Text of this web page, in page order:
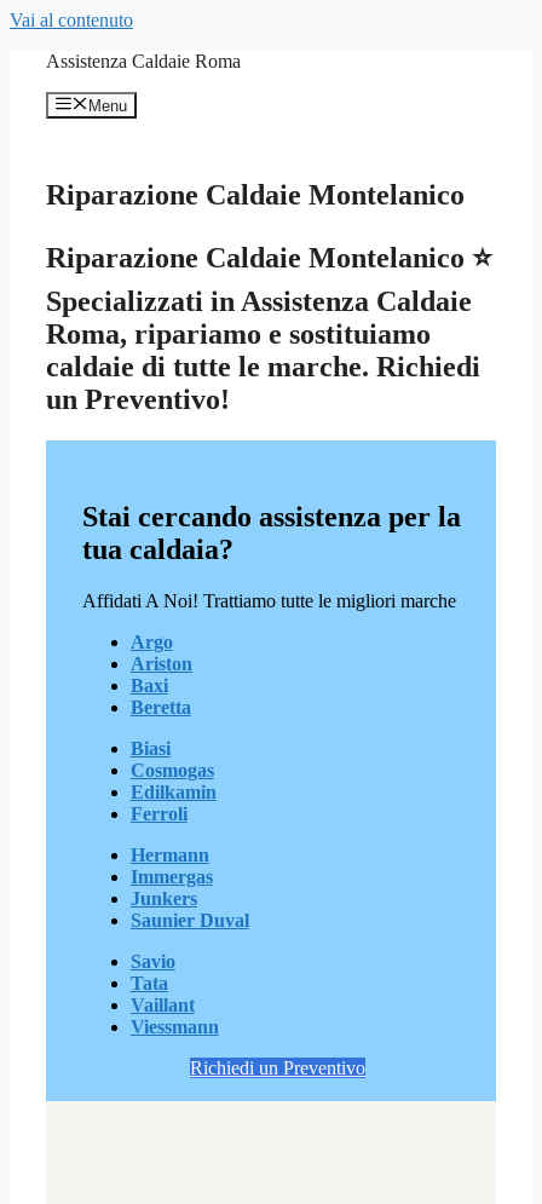
Vai al contenuto
Assistenza Caldaie Roma
Menu
Riparazione Caldaie Montelanico
Riparazione Caldaie Montelanico ⭐
Specializzati in Assistenza Caldaie
Roma, ripariamo e sostituiamo
caldaie di tutte le marche. Richiedi
un Preventivo!
Stai cercando assistenza per la
tua caldaia?
Affidati A Noi! Trattiamo tutte le migliori marche
Argo
Ariston
Baxi
Beretta
Biasi
Cosmogas
Edilkamin
Ferroli
Hermann
Immergas
Junkers
Saunier Duval
Savio
Tata
Vaillant
Viessmann
Richiedi un Preventivo